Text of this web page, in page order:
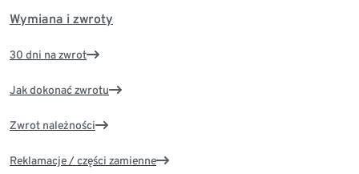
Wymiana i zwroty
30 dni na zwrot
Jak dokonać zwrotu
Zwrot należności
Reklamacje / części zamienne